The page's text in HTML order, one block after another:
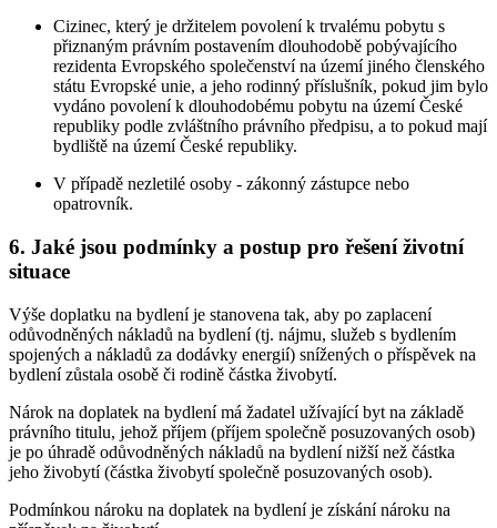
Cizinec, který je držitelem povolení k trvalému pobytu s
přiznaným právním postavením dlouhodobě pobývajícího
rezidenta Evropského společenství na území jiného členského
státu Evropské unie, a jeho rodinný příslušník, pokud jim bylo
vydáno povolení k dlouhodobému pobytu na území České
republiky podle zvláštního právního předpisu, a to pokud mají
bydliště na území České republiky.
V případě nezletilé osoby - zákonný zástupce nebo
opatrovník.
6. Jaké jsou podmínky a postup pro řešení životní
situace
Výše doplatku na bydlení je stanovena tak, aby po zaplacení
odůvodněných nákladů na bydlení (tj. nájmu, služeb s bydlením
spojených a nákladů za dodávky energií) snížených o příspěvek na
bydlení zůstala osobě či rodině částka živobytí.
Nárok na doplatek na bydlení má žadatel užívající byt na základě
právního titulu, jehož příjem (příjem společně posuzovaných osob)
je po úhradě odůvodněných nákladů na bydlení nižší než částka
jeho živobytí (částka živobytí společně posuzovaných osob).
Podmínkou nároku na doplatek na bydlení je získání nároku na